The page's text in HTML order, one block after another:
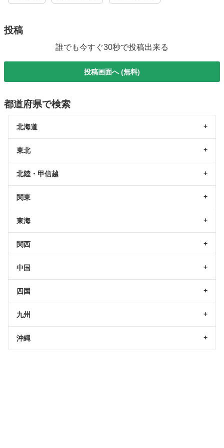
投稿
誰でも今すぐ30秒で投稿出来る
投稿画面へ (無料)
都道府県で検索
北海道
東北
北陸・甲信越
関東
東海
関西
中国
四国
九州
沖縄